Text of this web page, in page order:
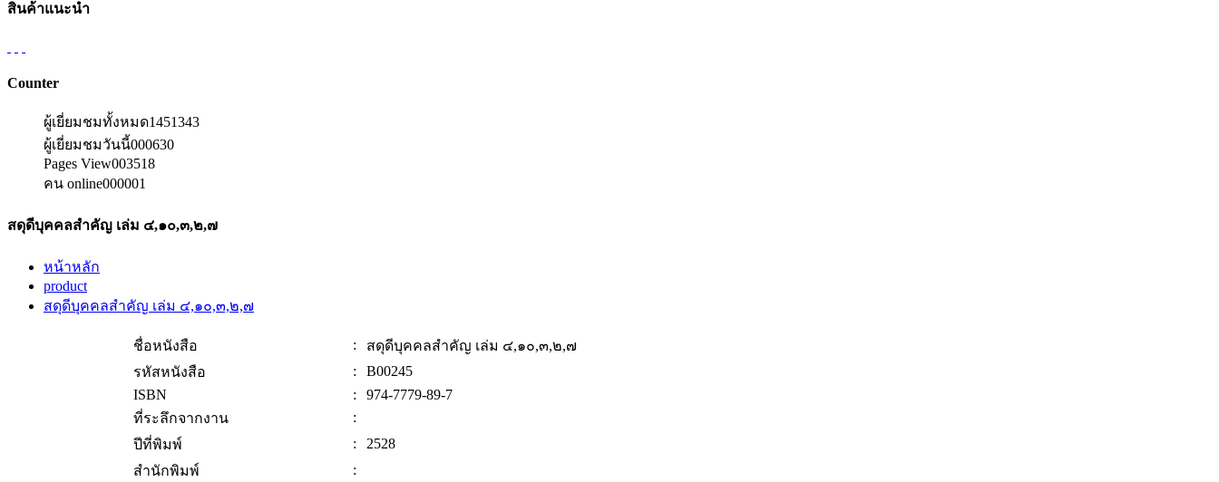
สินค้าแนะนำ
Counter
ผู้เยี่ยมชมทั้งหมด1451343
ผู้เยี่ยมชมวันนี้000630
Pages View003518
คน online000001
สดุดีบุคคลสำคัญ เล่ม ๔,๑๐,๓,๒,๗
หน้าหลัก
product
สดุดีบุคคลสำคัญ เล่ม ๔,๑๐,๓,๒,๗
ชื่อหนังสือ :
สดุดีบุคคลสำคัญ เล่ม ๔,๑๐,๓,๒,๗
รหัสหนังสือ
:
B00245
ISBN
:
974-7779-89-7
ที่ระลึกจากงาน
:
ปีที่พิมพ์
:
2528
สำนักพิมพ์
: